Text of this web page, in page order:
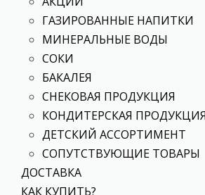
ГАЗИРОВАННЫЕ НАПИТКИ
МИНЕРАЛЬНЫЕ ВОДЫ
СОКИ
БАКАЛЕЯ
СНЕКОВАЯ ПРОДУКЦИЯ
КОНДИТЕРСКАЯ ПРОДУКЦИЯ
ДЕТСКИЙ АССОРТИМЕНТ
СОПУТСТВУЮЩИЕ ТОВАРЫ
ДОСТАВКА
КАК КУПИТЬ?